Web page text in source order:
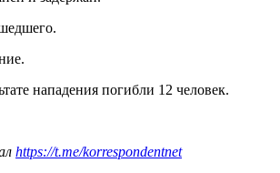
нападения погибли 12 человек.
https://t.me/korrespondentnet